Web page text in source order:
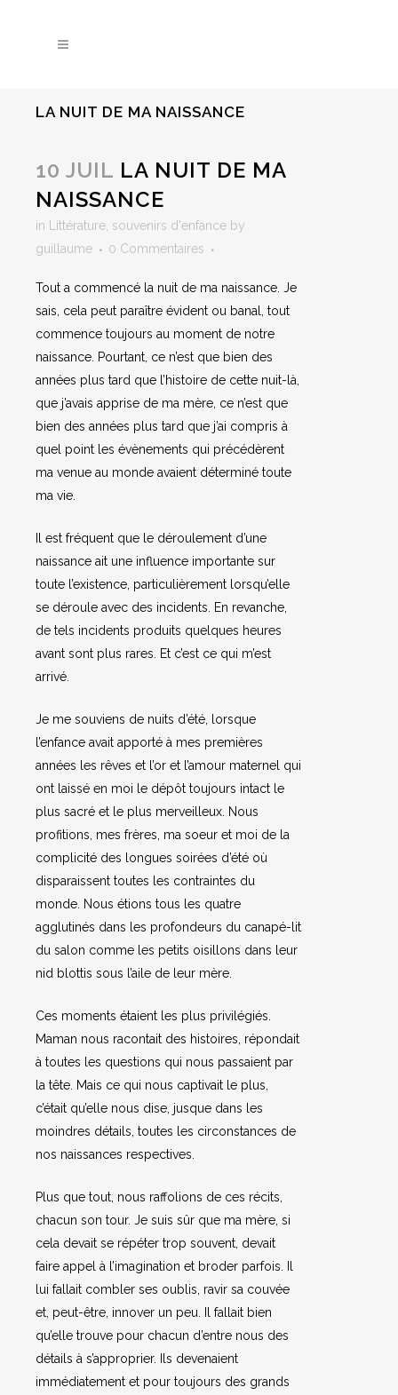
LA NUIT DE MA NAISSANCE
10 JUIL LA NUIT DE MA
NAISSANCE
in Littérature souvenirs d'enfance by
guillaume
0 Commentaires
Tout a commencé la nuit de ma naissance. Je
sais, cela peut paraître évident ou banal, tout
commence toujours au moment de notre
naissance. Pourtant, ce n’est que bien des
années plus tard que l’histoire de cette nuit-là,
que j’avais apprise de ma mère, ce n’est que
bien des années plus tard que j’ai compris à
quel point les évènements qui précédèrent
ma venue au monde avaient déterminé toute
ma vie.
Il est fréquent que le déroulement d’une
naissance ait une influence importante sur
toute l’existence, particulièrement lorsqu’elle
se déroule avec des incidents. En revanche,
de tels incidents produits quelques heures
avant sont plus rares. Et c’est ce qui m’est
arrivé.
Je me souviens de nuits d’été, lorsque
l’enfance avait apporté à mes premières
années les rêves et l’or et l’amour maternel qui
ont laissé en moi le dépôt toujours intact le
plus sacré et le plus merveilleux. Nous
profitions, mes frères, ma soeur et moi de la
complicité des longues soirées d’été où
disparaissent toutes les contraintes du
monde. Nous étions tous les quatre
agglutinés dans les profondeurs du canapé-lit
du salon comme les petits oisillons dans leur
nid blottis sous l’aile de leur mère.
Ces moments étaient les plus privilégiés.
Maman nous racontait des histoires, répondait
à toutes les questions qui nous passaient par
la tête. Mais ce qui nous captivait le plus,
c’était qu’elle nous dise, jusque dans les
moindres détails, toutes les circonstances de
nos naissances respectives.
Plus que tout, nous raffolions de ces récits,
chacun son tour. Je suis sûr que ma mère, si
cela devait se répéter trop souvent, devait
faire appel à l’imagination et broder parfois. Il
lui fallait combler ses oublis, ravir sa couvée
et, peut-être, innover un peu. Il fallait bien
qu’elle trouve pour chacun d’entre nous des
détails à s’approprier. Ils devenaient
immédiatement et pour toujours des grands